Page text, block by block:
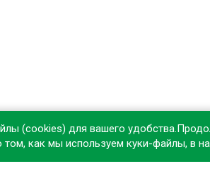
(cookies) для вашего
том, как мы используем куки-файлы, в